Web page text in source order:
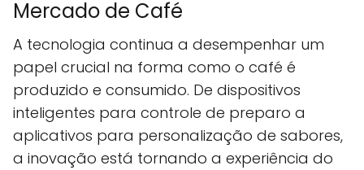
Mercado de Café
A tecnologia continua a desempenhar um
papel crucial na forma como o café é
produzido e consumido. De dispositivos
inteligentes para controle de preparo a
aplicativos para personalização de sabores,
a inovação está tornando a experiência do